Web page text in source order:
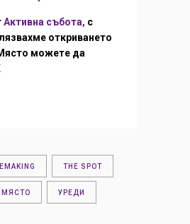
Активна събота, с
откриването
можете да
THE SPOT
МЯСТО УРЕДИ